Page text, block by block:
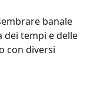
banale
dei tempi e delle
con diversi